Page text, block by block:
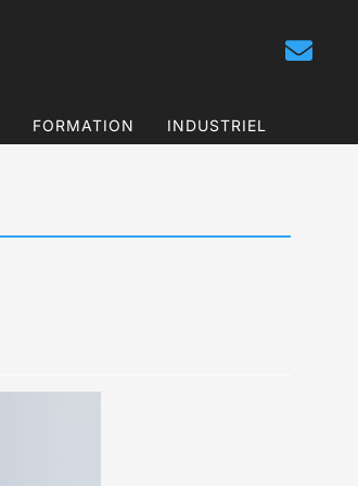
FORMATION INDUSTRIEL